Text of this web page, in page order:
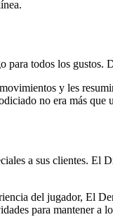
todos los
y les
no era más
a sus clientes. El
del jugador, El
para mantener a